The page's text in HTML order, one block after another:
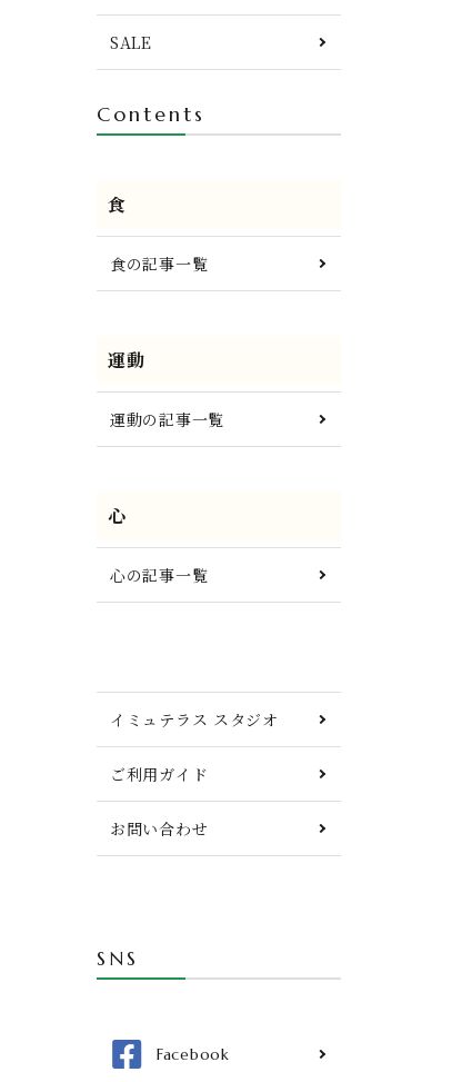
SALE
Contents
食
食の記事一覧
運動
運動の記事一覧
心
心の記事一覧
イミュテラス スタジオ
ご利用ガイド
お問い合わせ
SNS
Facebook